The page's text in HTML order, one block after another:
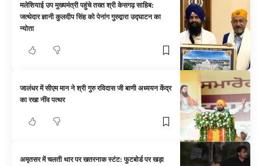
मलेशियाई उप मुख्यमंत्री पहुंचे तख्त श्री केसगढ़ साहिब:
जत्थेदार ज्ञानी कुलदीप सिंह को पेनांग गुरुद्वारा उद्घाटन का
न्योता
जालंधर में सीएम मान ने श्री गुरु रविदास जी बाणी अध्ययन केंद्र
का रखा नींव पत्थर
अमृतसर में चलती थार पर खतरनाक स्टंट: फुटबोर्ड पर खड़ा